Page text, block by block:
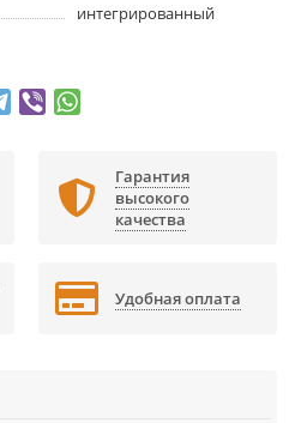
интегрированный
Гарантия
высокого
качества
Удобная оплата